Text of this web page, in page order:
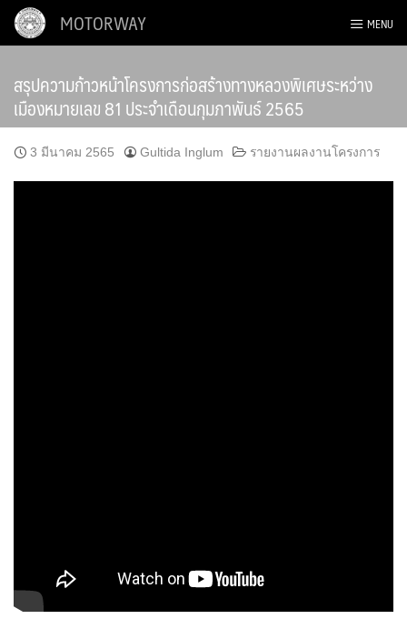
Skip
MOTORWAY MENU
สรุปความก้าวหน้าโครงการก่อสร้างทางหลวงพิเศษระหว่าง
เมืองหมายเลข 81 ประจำเดือนกุมภาพันธ์ 2565
3 มีนาคม 2565 Gultida Inglum รายงานผลงานโครงการ